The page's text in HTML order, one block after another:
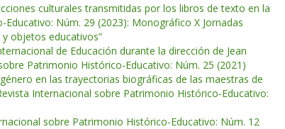
culturales transmitidas por los libros de texto en la
Núm. 29 (2023): Monográfico X Jornadas
objetos educativos”
de Educación durante la dirección de Jean
Patrimonio Histórico-Educativo: Núm. 25 (2021)
en las trayectorias biográficas de las maestras de
Internacional sobre Patrimonio Histórico-Educativo:
sobre Patrimonio Histórico-Educativo: Núm. 12